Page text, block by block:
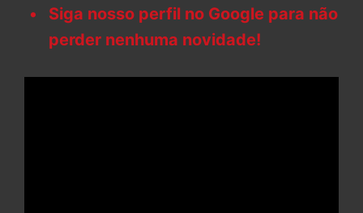
Siga nosso perfil no Google para não
perder nenhuma novidade!